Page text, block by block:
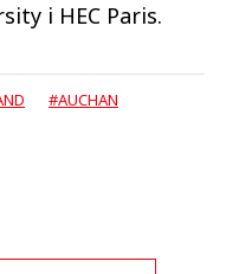
i HEC Paris.
#AUCHAN